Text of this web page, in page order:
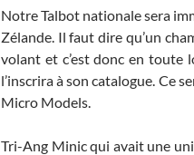
Notre Talbot nationale sera
Zélande. Il faut dire qu’un
volant et c’est donc en toute
l’inscrira à son catalogue. Ce
Micro Models.
Tri-Ang Minic qui avait une